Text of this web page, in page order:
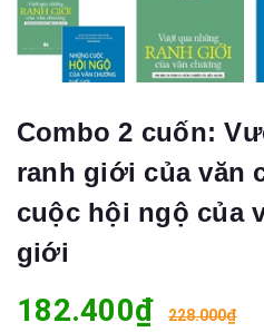
Combo 2 cuốn:
ranh giới của văn
cuộc hội ngộ của
giới
182.400₫ 228.000₫